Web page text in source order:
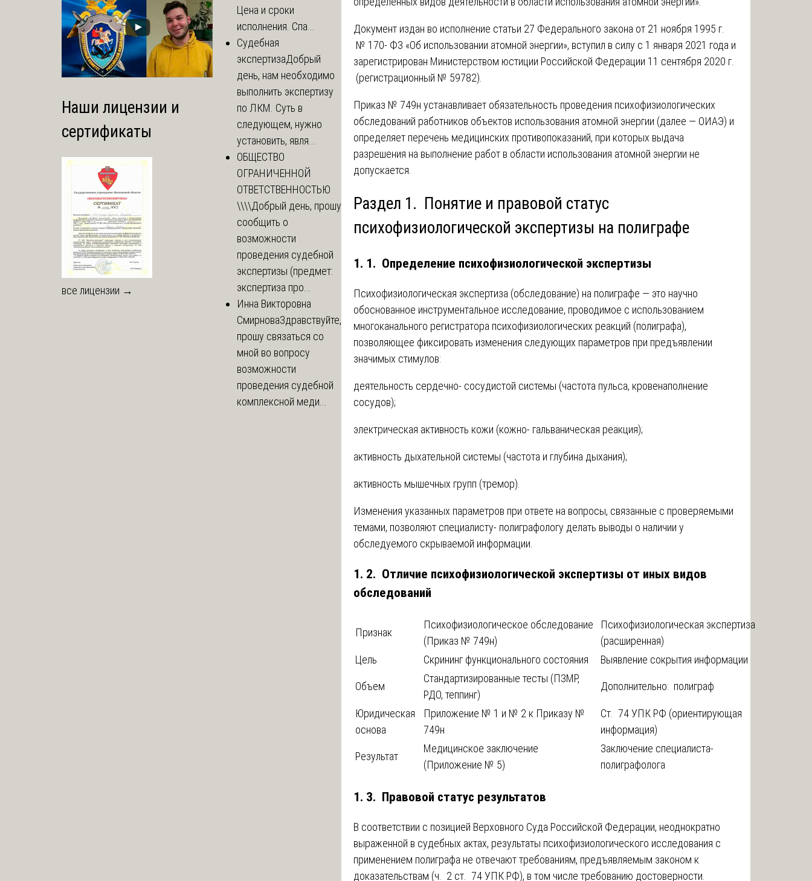
Документ издан во исполнение статьи 27 Федерального закона от 21 ноября 1995 г.
№ 170- ФЗ «Об использовании атомной энергии», вступил в силу с 1 января 2021 года и
зарегистрирован Министерством юстиции Российской Федерации 11 сентября 2020 г.
(регистрационный № 59782).
Приказ № 749н устанавливает обязательность проведения психофизиологических
обследований работников объектов использования атомной энергии (далее — ОИАЭ) и
определяет перечень медицинских противопоказаний, при которых выдача
разрешения на выполнение работ в области использования атомной энергии не
допускается.
Раздел 1. Понятие и правовой статус
психофизиологической экспертизы на полиграфе
1. 1. Определение психофизиологической экспертизы
Психофизиологическая экспертиза (обследование) на полиграфе — это научно
обоснованное инструментальное исследование, проводимое с использованием
многоканального регистратора психофизиологических реакций (полиграфа),
позволяющее фиксировать изменения следующих параметров при предъявлении
значимых стимулов:
деятельность сердечно- сосудистой системы (частота пульса, кровенаполнение
сосудов);
электрическая активность кожи (кожно- гальваническая реакция);
активность дыхательной системы (частота и глубина дыхания);
активность мышечных групп (тремор).
Изменения указанных параметров при ответе на вопросы, связанные с проверяемыми
темами, позволяют специалисту- полиграфологу делать выводы о наличии у
обследуемого скрываемой информации.
1. 2. Отличие психофизиологической экспертизы от иных видов
обследований
Признак
Психофизиологическое обследование
(Приказ № 749н)
Психофизиологическая экспертиза
(расширенная)
Цель
Скрининг функционального состояния Выявление сокрытия информации
Объем
Стандартизированные тесты (ПЗМР,
РДО, теппинг)
Дополнительно: полиграф
Юридическая
основа
Приложение № 1 и № 2 к Приказу №
749н
Ст. 74 УПК РФ (ориентирующая
информация)
Результат
Медицинское заключение
(Приложение № 5)
Заключение специалиста-
полиграфолога
1. 3. Правовой статус результатов
В соответствии с позицией Верховного Суда Российской Федерации, неоднократно
выраженной в судебных актах, результаты психофизиологического исследования с
применением полиграфа не отвечают требованиям, предъявляемым законом к
доказательствам (ч. 2 ст. 74 УПК РФ), в том числе требованию достоверности.
Наши лицензии и
сертификаты
все лицензии →
Цена и сроки
исполнения. Спа...
Судебная
экспертизаДобрый
день, нам необходимо
выполнить экспертизу
по ЛКМ. Суть в
следующем, нужно
установить, явля...
ОБЩЕСТВО
ОГРАНИЧЕННОЙ
ОТВЕТСТВЕННОСТЬЮ
\\\\Добрый день, прошу
сообщить о
возможности
проведения судебной
экспертизы (предмет:
экспертиза про...
Инна Викторовна
СмирноваЗдравствуйте,
прошу связаться со
мной во вопросу
возможности
проведения судебной
комплексной меди...